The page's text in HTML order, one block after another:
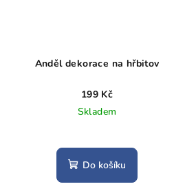
Anděl dekorace na hřbitov
199 Kč
Skladem
Do košíku